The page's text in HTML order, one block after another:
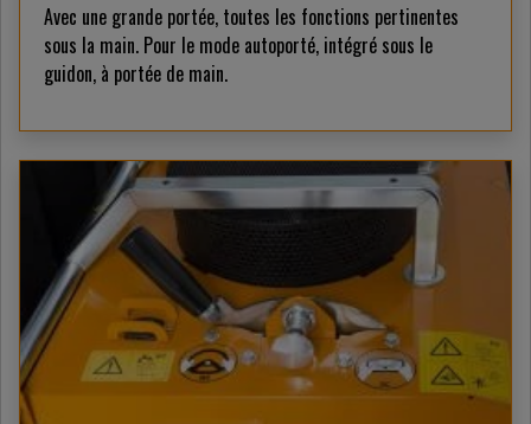
Avec une grande portée, toutes les fonctions pertinentes
sous la main. Pour le mode autoporté, intégré sous le
guidon, à portée de main.